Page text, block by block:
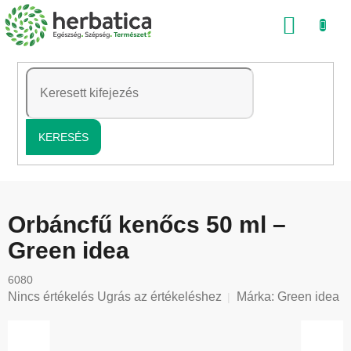
Ugrás
a
tartalomhoz
KERESÉS
Orbáncfű kenőcs 50 ml –
Green idea
6080
A
Nincs értékelés Ugrás az értékeléshez Márka: Green idea